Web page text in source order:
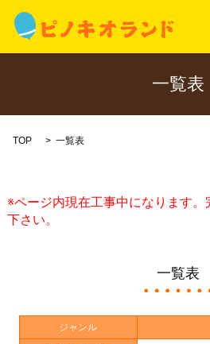
一覧表
TOP 一覧表
※ページ内現在工事中になります。
下さい。
一覧表
ジャンル